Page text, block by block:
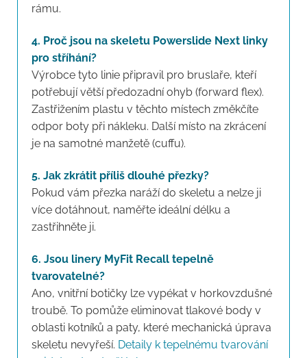
rámu.
4. Proč jsou na skeletu Powerslide Next linky
pro stříhání?
Výrobce tyto linie připravil pro bruslaře, kteří
potřebují větší předozadní ohyb (forward flex).
Zastřižením plastu v těchto místech změkčíte
odpor boty při nákleku. Další místo na zkrácení
je na samotné manžetě (cuffu).
5. Jak zkrátit příliš dlouhé přezky?
Pokud vám přezka naráží do skeletu a nelze ji
více dotáhnout, naměřte ideální délku a
zastřihněte ji.
6. Jsou linery MyFit Recall tepelně
tvarovatelné?
Ano, vnitřní botičky lze vypékat v horkovzdušné
troubě. To pomůže eliminovat tlakové body v
oblasti kotníků a paty, které mechanická úprava
skeletu nevyřeší. Detaily k tepelnému tvarování